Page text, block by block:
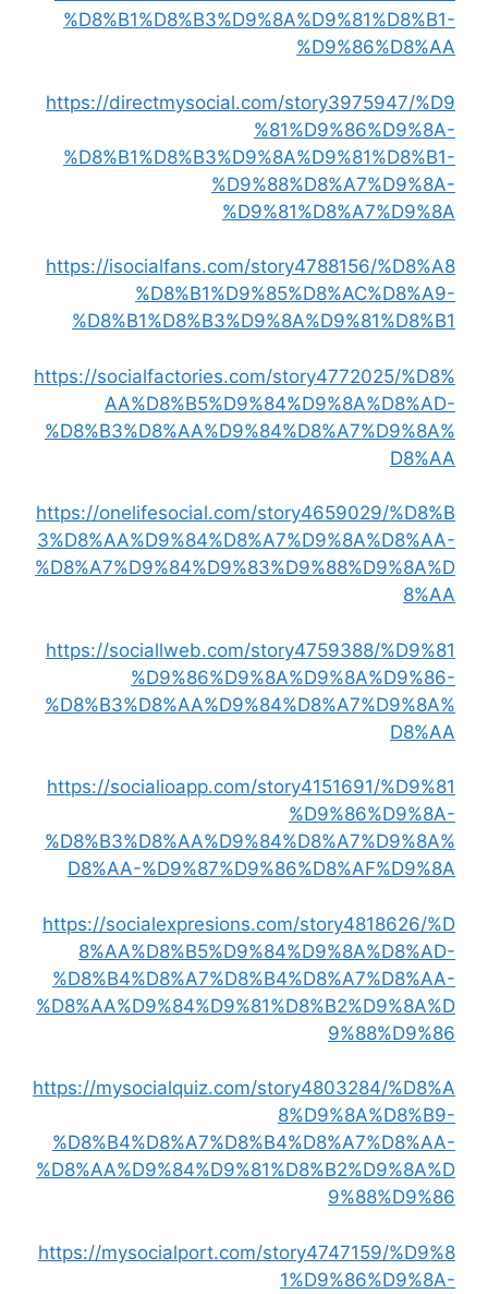
%D8%B1%D8%B3%D9%8A%D9%81%D8%B1-
%D9%86%D8%AA
https://directmysocial.com/story3975947/%D9
%81%D9%86%D9%8A-
%D8%B1%D8%B3%D9%8A%D9%81%D8%B1-
%D9%88%D8%A7%D9%8A-
%D9%81%D8%A7%D9%8A
https://isocialfans.com/story4788156/%D8%A8
%D8%B1%D9%85%D8%AC%D8%A9-
%D8%B1%D8%B3%D9%8A%D9%81%D8%B1
https://socialfactories.com/story4772025/%D8%
AA%D8%B5%D9%84%D9%8A%D8%AD-
%D8%B3%D8%AA%D9%84%D8%A7%D9%8A%
D8%AA
https://onelifesocial.com/story4659029/%D8%B
3%D8%AA%D9%84%D8%A7%D9%8A%D8%AA-
%D8%A7%D9%84%D9%83%D9%88%D9%8A%D
8%AA
https://sociallweb.com/story4759388/%D9%81
%D9%86%D9%8A%D9%8A%D9%86-
%D8%B3%D8%AA%D9%84%D8%A7%D9%8A%
D8%AA
https://socialioapp.com/story4151691/%D9%81
%D9%86%D9%8A-
%D8%B3%D8%AA%D9%84%D8%A7%D9%8A%
D8%AA-%D9%87%D9%86%D8%AF%D9%8A
https://socialexpresions.com/story4818626/%D
8%AA%D8%B5%D9%84%D9%8A%D8%AD-
%D8%B4%D8%A7%D8%B4%D8%A7%D8%AA-
%D8%AA%D9%84%D9%81%D8%B2%D9%8A%D
9%88%D9%86
https://mysocialquiz.com/story4803284/%D8%A
8%D9%8A%D8%B9-
%D8%B4%D8%A7%D8%B4%D8%A7%D8%AA-
%D8%AA%D9%84%D9%81%D8%B2%D9%8A%D
9%88%D9%86
https://mysocialport.com/story4747159/%D9%8
1%D9%86%D9%8A-